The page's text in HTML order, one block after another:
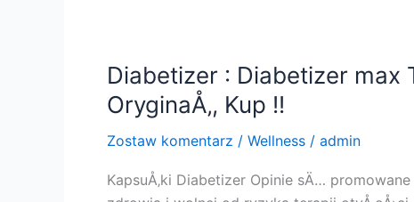
Diabetizer : Diabetizer max
OryginaÅ‚, Kup !!
Zostaw komentarz / Wellness / admin
KapsuÅ‚ki Diabetizer Opinie sÄ…